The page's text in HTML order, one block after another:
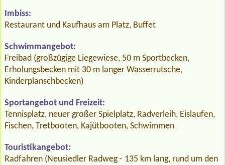
Imbiss:
Restaurant und Kaufhaus am Platz, Buffet
Schwimmangebot:
Freibad (großzügige Liegewiese, 50 m Sportbecken,
Erholungsbecken mit 30 m langer Wasserrutsche,
Kinderplanschbecken)
Sportangebot und Freizeit:
Tennisplatz, neuer großer Spielplatz, Radverleih, Eislaufen,
Fischen, Tretbooten, Kajütbooten, Schwimmen
Touristikangebot:
Radfahren (Neusiedler Radweg - 135 km lang, rund um den